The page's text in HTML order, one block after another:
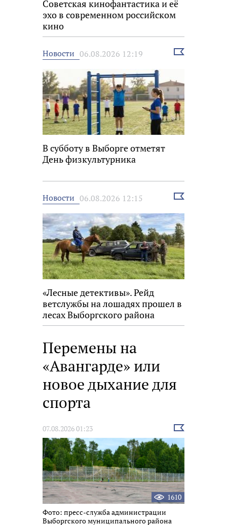
Советская кинофантастика и её
эхо в современном российском
кино
Новости 06.08.2026 12:19
Выбрать
В субботу в Выборге отметят
День физкультурника
Новости 06.08.2026 12:15
Выбрать
«Лесные детективы». Рейд
ветслужбы на лошадях прошел в
лесах Выборгского района
Перемены на
«Авангарде» или
новое дыхание для
спорта
07.08.2026 01:23
Выбрать
новость
1610
Фото: пресс-служба администрации
Выборгского муниципального района